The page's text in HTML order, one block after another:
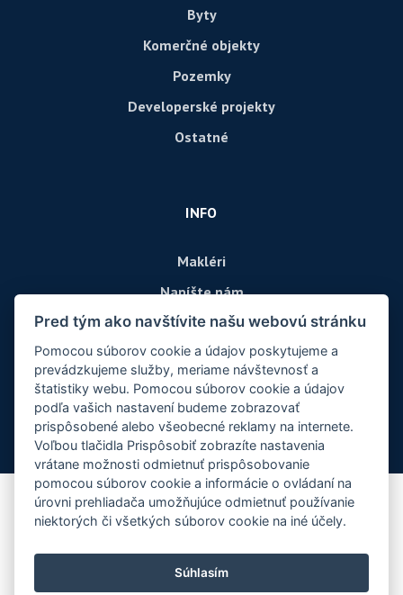
Byty
Komerčné objekty
Pozemky
Developerské projekty
Ostatné
INFO
Makléri
Napíšte nám
Kontakt
© 2026 - Reality Center, s.r.o.
Prepnúť na verziu pre počítače
Pred tým ako navštívite našu webovú stránku
Pomocou súborov cookie a údajov poskytujeme a
prevádzkujeme služby, meriame návštevnosť a
štatistiky webu. Pomocou súborov cookie a údajov
podľa vašich nastavení budeme zobrazovať
prispôsobené alebo všeobecné reklamy na internete.
Voľbou tlačidla Prispôsobiť zobrazíte nastavenia
vrátane možnosti odmietnuť prispôsobovanie
pomocou súborov cookie a informácie o ovládaní na
úrovni prehliadača umožňujúce odmietnuť používanie
niektorých či všetkých súborov cookie na iné účely.
Súhlasím